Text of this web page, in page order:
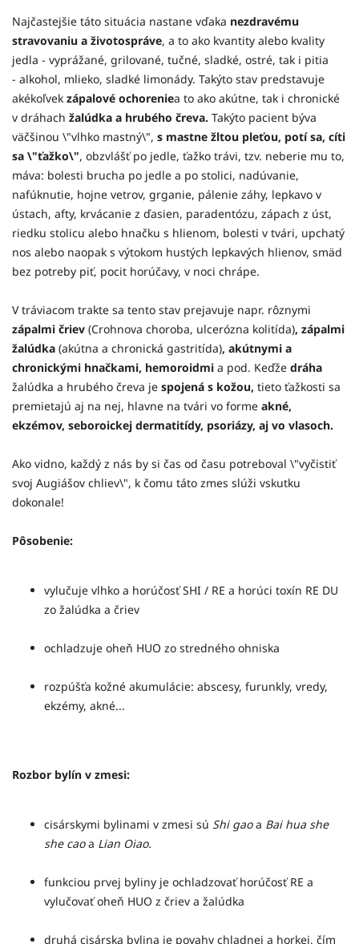
Najčastejšie táto situácia nastane vďaka nezdravému
stravovaniu a životospráve, a to ako kvantity alebo kvality
jedla - vyprážané, grilované, tučné, sladké, ostré, tak i pitia
- alkohol, mlieko, sladké limonády. Takýto stav predstavuje
akékoľvek zápalové ochoreniea to ako akútne, tak i chronické
v dráhach žalúdka a hrubého čreva. Takýto pacient býva
väčšinou \"vlhko mastný\", s mastne žltou pleťou, potí sa, cíti
sa \"ťažko\", obzvlášť po jedle, ťažko trávi, tzv. neberie mu to,
máva: bolesti brucha po jedle a po stolici, nadúvanie,
nafúknutie, hojne vetrov, grganie, pálenie záhy, lepkavo v
ústach, afty, krvácanie z ďasien, paradentózu, zápach z úst,
riedku stolicu alebo hnačku s hlienom, bolesti v tvári, upchatý
nos alebo naopak s výtokom hustých lepkavých hlienov, smäd
bez potreby piť, pocit horúčavy, v noci chrápe.
V tráviacom trakte sa tento stav prejavuje napr. rôznymi
zápalmi čriev (Crohnova choroba, ulcerózna kolitída), zápalmi
žalúdka (akútna a chronická gastritída), akútnymi a
chronickými hnačkami, hemoroidmi a pod. Keďže dráha
žalúdka a hrubého čreva je spojená s kožou, tieto ťažkosti sa
premietajú aj na nej, hlavne na tvári vo forme akné,
ekzémov, seboroickej dermatitídy, psoriázy, aj vo vlasoch.
Ako vidno, každý z nás by si čas od času potreboval \"vyčistiť
svoj Augiášov chliev\", k čomu táto zmes slúži vskutku
dokonale!
Pôsobenie:
vylučuje vlhko a horúčosť SHI / RE a horúci toxín RE DU
zo žalúdka a čriev
ochladzuje oheň HUO zo stredného ohniska
rozpúšťa kožné akumulácie: abscesy, furunkly, vredy,
ekzémy, akné...
Rozbor bylín v zmesi:
cisárskymi bylinami v zmesi sú Shi gaoa Bai hua she
she caoa Lian Oiao.
funkciou prvej byliny je ochladzovať horúčosť RE a
vylučovať oheň HUO z čriev a žalúdka
druhá cisárska bylina je povahy chladnej a horkej, čím